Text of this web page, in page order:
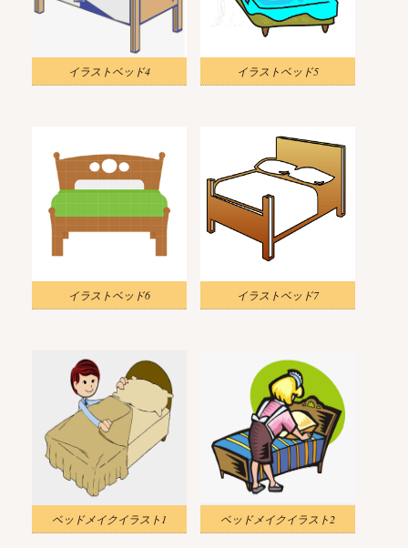
イラストベッド4 イラストベッド5
イラストベッド6 イラストベッド7
ベッドメイクイラスト1 ベッドメイクイラスト2